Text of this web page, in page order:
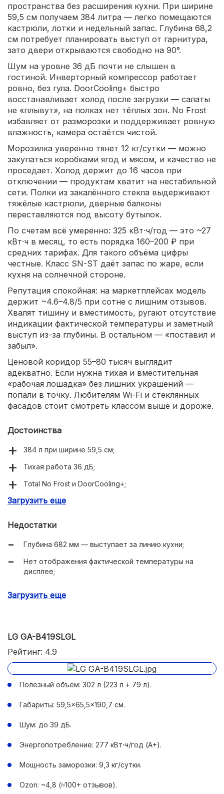
пространства без расширения кухни. При ширине
59,5 см получаем 384 литра — легко помещаются
кастрюли, лотки и недельный запас. Глубина 68,2
см потребует планировать выступ от гарнитура,
зато двери открываются свободно на 90°.
Шум на уровне 36 дБ почти не слышен в
гостиной. Инверторный компрессор работает
ровно, без гула. DoorCooling+ быстро
восстанавливает холод после загрузки — салаты
не «плывут», на полках нет тёплых зон. No Frost
избавляет от разморозки и поддерживает ровную
влажность, камера остаётся чистой.
Морозилка уверенно тянет 12 кг/сутки — можно
закупаться коробками ягод и мясом, и качество не
проседает. Холод держит до 16 часов при
отключении — продуктам хватит на нестабильной
сети. Полки из закалённого стекла выдерживают
тяжёлые кастрюли, дверные балконы
переставляются под высоту бутылок.
По счетам всё умеренно: 325 кВт·ч/год — это ~27
кВт·ч в месяц, то есть порядка 160–200 ₽ при
средних тарифах. Для такого объёма цифры
честные. Класс SN-ST даёт запас по жаре, если
кухня на солнечной стороне.
Репутация спокойная: на маркетплейсах модель
держит ~4.6–4.8/5 при сотне с лишним отзывов.
Хвалят тишину и вместимость, ругают отсутствие
индикации фактической температуры и заметный
выступ из-за глубины. В остальном — «поставил и
забыл».
Ценовой коридор 55–80 тысяч выглядит
адекватно. Если нужна тихая и вместительная
«рабочая лошадка» без лишних украшений —
попали в точку. Любителям Wi-Fi и стеклянных
фасадов стоит смотреть классом выше и дороже.
Достоинства
384 л при ширине 59,5 см;
Тихая работа 36 дБ;
Total No Frost и DoorCooling+;
Заморозка 12 кг/сутки;
Загрузить еще
Недостатки
Глубина 682 мм — выступает за линию кухни;
Нет отображения фактической температуры на
дисплее;
оформлению.
Загрузить еще
LG GA-B419SLGL
Рейтинг: 4.9
Полезный объём: 302 л (223 л + 79 л).
Габариты: 59,5×65,5×190,7 см.
Шум: до 39 дБ.
Энергопотребление: 277 кВт⋅ч/год (A+).
Мощность заморозки: 9,3 кг/сутки.
Ozon: ~4,8 (≈100+ отзывов).